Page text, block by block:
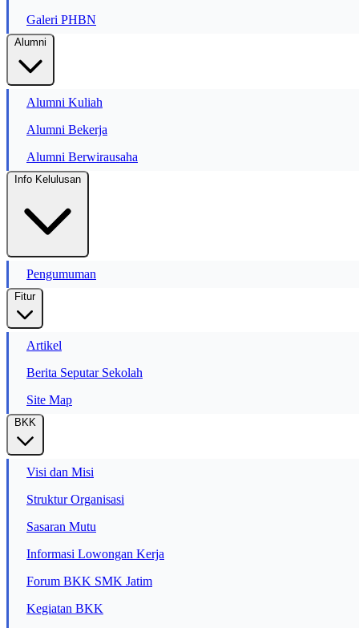
Galeri PHBN
Alumni
Alumni Kuliah
Alumni Bekerja
Alumni Berwirausaha
Info Kelulusan
Pengumuman
Fitur
Artikel
Berita Seputar Sekolah
Site Map
BKK
Visi dan Misi
Struktur Organisasi
Sasaran Mutu
Informasi Lowongan Kerja
Forum BKK SMK Jatim
Kegiatan BKK